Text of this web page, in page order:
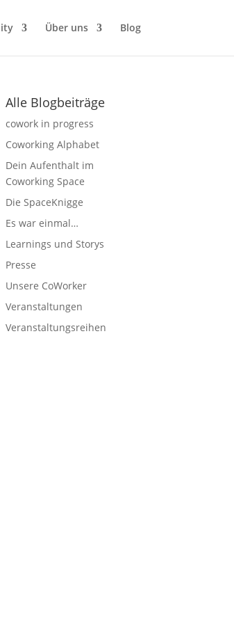
Über uns Blog
Alle Blogbeiträge
cowork in progress
Coworking Alphabet
Dein Aufenthalt im
Coworking Space
Die SpaceKnigge
Es war einmal…
Learnings und Storys
Presse
Unsere CoWorker
Veranstaltungen
Veranstaltungsreihen